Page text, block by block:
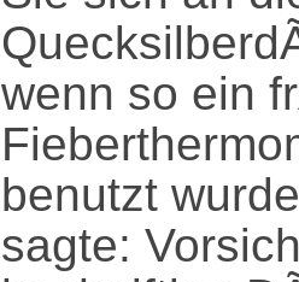
wenn so ein
benutzt
sagte: